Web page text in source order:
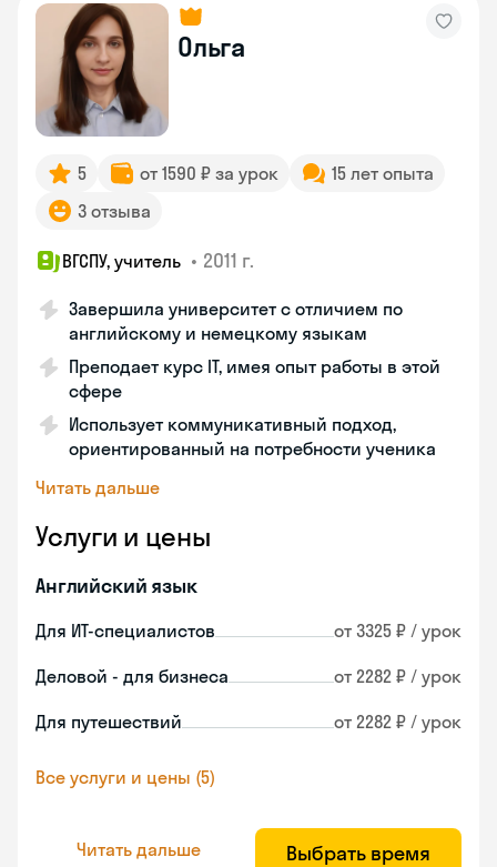
Ольга
5 от 1590 ₽ за урок
15 лет опыта
3 отзыва
ВГСПУ, учитель • 2011 г.
Завершила университет с отличием по
английскому и немецкому языкам
Преподает курс IT, имея опыт работы в этой
сфере
Использует коммуникативный подход,
ориентированный на потребности ученика
Читать дальше
Услуги и цены
Английский язык
Для ИТ-специалистов от 3325 ₽ / урок
Деловой - для бизнеса от 2282 ₽ / урок
Для путешествий от 2282 ₽ / урок
Все услуги и цены (5)
Читать дальше Выбрать время